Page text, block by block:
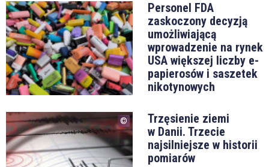
Personel FDA
zaskoczony decyzją
umożliwiającą
wprowadzenie na rynek
USA większej liczby e-
papierosów i saszetek
nikotynowych
Trzęsienie ziemi
w Danii. Trzecie
najsilniejsze w historii
pomiarów